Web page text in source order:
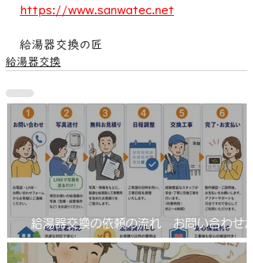
https://www.sanwatec.net
給湯器交換の匠
給湯器交換
給湯器交換の依頼の流れ お問い合わせか
工事完了まで！